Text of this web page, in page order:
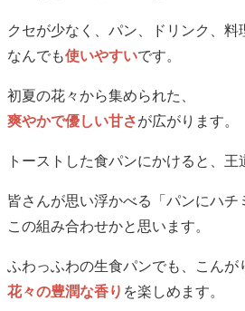
クセが少なく、パン、ドリンク、料
なんでも使いやすいです。
初夏の花々から集められた、
爽やかで優しい甘さが広がります。
トーストした食パンにかけると、王
皆さんが思い浮かべる「パンにハチ
この組み合わせかと思います。
ふわっふわの生食パンでも、こんが
花々の豊潤な香り を楽しめます。